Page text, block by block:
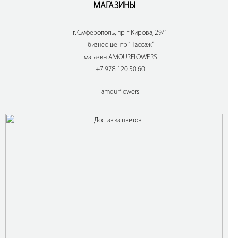
МАГАЗИНЫ
г. Смферополь, пр-т Кирова, 29/1
бизнес-центр “Пассаж”
магазин AMOURFLOWERS
+7 978 120 50 60
amourflowers